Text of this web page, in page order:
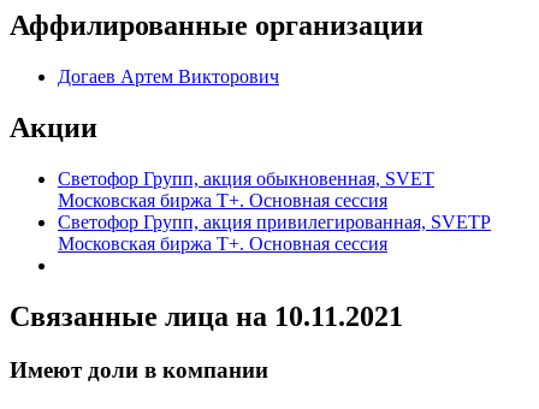
Аффилированные организации
Догаев Артем Викторович
Акции
Светофор Групп, акция обыкновенная, SVET
Московская биржа Т+. Основная сессия
Светофор Групп, акция привилегированная, SVETP
Московская биржа Т+. Основная сессия
Связанные лица на 10.11.2021
Имеют доли в компании